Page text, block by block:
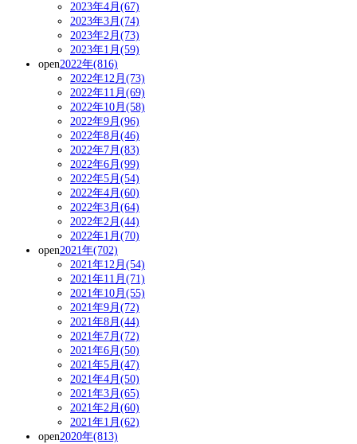
2023年4月(67)
2023年3月(74)
2023年2月(73)
2023年1月(59)
open2022年(816)
2022年12月(73)
2022年11月(69)
2022年10月(58)
2022年9月(96)
2022年8月(46)
2022年7月(83)
2022年6月(99)
2022年5月(54)
2022年4月(60)
2022年3月(64)
2022年2月(44)
2022年1月(70)
open2021年(702)
2021年12月(54)
2021年11月(71)
2021年10月(55)
2021年9月(72)
2021年8月(44)
2021年7月(72)
2021年6月(50)
2021年5月(47)
2021年4月(50)
2021年3月(65)
2021年2月(60)
2021年1月(62)
open2020年(813)